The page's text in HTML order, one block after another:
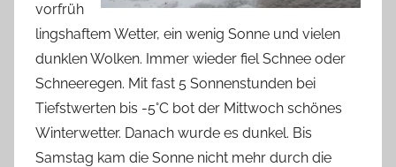
vorfrüh
lingshaftem Wetter, ein wenig Sonne und vielen
dunklen Wolken. Immer wieder fiel Schnee oder
Schneeregen. Mit fast 5 Sonnenstunden bei
Tiefstwerten bis -5°C bot der Mittwoch schönes
Winterwetter. Danach wurde es dunkel. Bis
Samstag kam die Sonne nicht mehr durch die